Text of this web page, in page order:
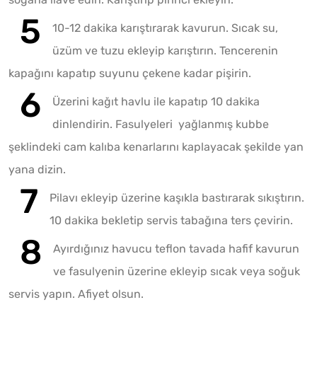
10-12 dakika karıştırarak kavurun. Sıcak su,
üzüm ve tuzu ekleyip karıştırın. Tencerenin
kapağını kapatıp suyunu çekene kadar pişirin.
Üzerini kağıt havlu ile kapatıp 10 dakika
dinlendirin. Fasulyeleri yağlanmış kubbe
şeklindeki cam kalıba kenarlarını kaplayacak şekilde yan
yana dizin.
Pilavı ekleyip üzerine kaşıkla bastırarak sıkıştırın.
10 dakika bekletip servis tabağına ters çevirin.
Ayırdığınız havucu teflon tavada hafif kavurun
ve fasulyenin üzerine ekleyip sıcak veya soğuk
servis yapın. Afiyet olsun.